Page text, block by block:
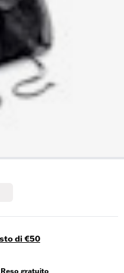
di €50
Reso gratuito